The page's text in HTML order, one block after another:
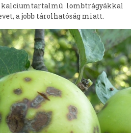
lombtrágyákkal
a jobb tárolhatóság miatt.